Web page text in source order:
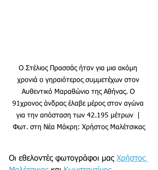
Ο Στέλιος Πρασσάς ήταν για μια ακόμη
χρονιά ο γηραιότερος συμμετέχων στον
Αυθεντικό Μαραθώνιο της Αθήνας. Ο
91χρονος άνδρας έλαβε μέρος στον αγώνα
για την απόσταση των 42.195 μέτρων  |
Φωτ. στη Νέα Μάκρη: Χρήστος Μαλέτσικας
Οι εθελοντές φωτογράφοι μας Χρήστος